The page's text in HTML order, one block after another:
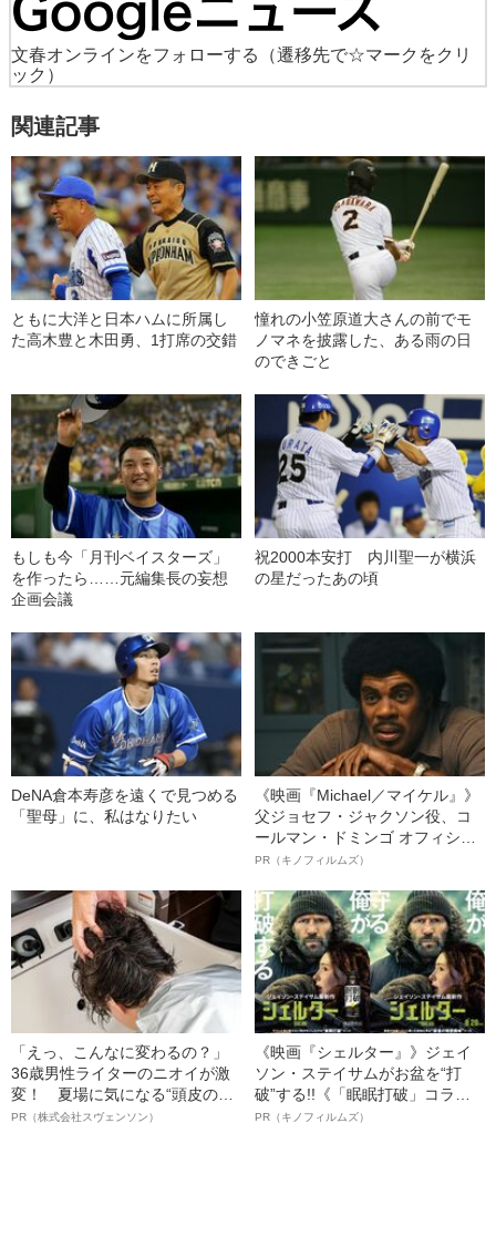
文春オンラインをフォローする
（遷移先で☆マークをクリ
ック）
関連記事
ともに大洋と日本ハムに所属し
た高木豊と木田勇、1打席の交錯
憧れの小笠原道大さんの前でモ
ノマネを披露した、ある雨の日
のできごと
もしも今「月刊ベイスターズ」
を作ったら……元編集長の妄想
企画会議
祝2000本安打 内川聖一が横浜
の星だったあの頃
DeNA倉本寿彦を遠くで見つめる
「聖母」に、私はなりたい
《映画『Michael／マイケル』》
父ジョセフ・ジャクソン役、コ
ールマン・ドミンゴ オフィシャ
ルインタビュー“観客を魅了した
語る”《日本興収70億円突破》
PR（キノフィルムズ）
「えっ、こんなに変わるの？」
36歳男性ライターのニオイが激
変！ 夏場に気になる“頭皮のニ
オイ”や“ベタつき”を解消す
PR（株式会社スヴェンソン）
《映画『シェルター』》ジェイ
ソン・ステイサムがお盆を“打
破”する!!《「眠眠打破」コラ
ボ》
PR（キノフィルムズ）